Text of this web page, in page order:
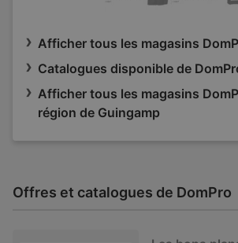
Afficher tous les magasins
Catalogues disponible de
Afficher tous les magasins
région de Guingamp
Offres et catalogues de DomPro